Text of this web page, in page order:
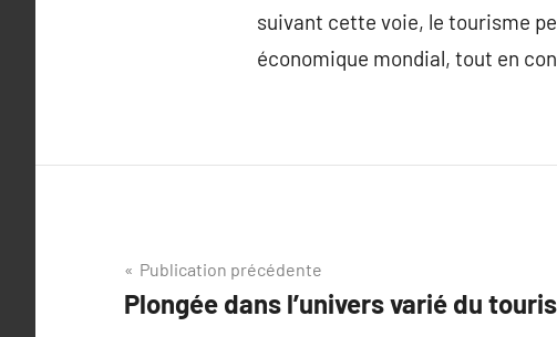
suivant cette voie, le tourisme
économique mondial, tout en
Navigation
de
Publication précédente
Plongée dans l’univers varié du